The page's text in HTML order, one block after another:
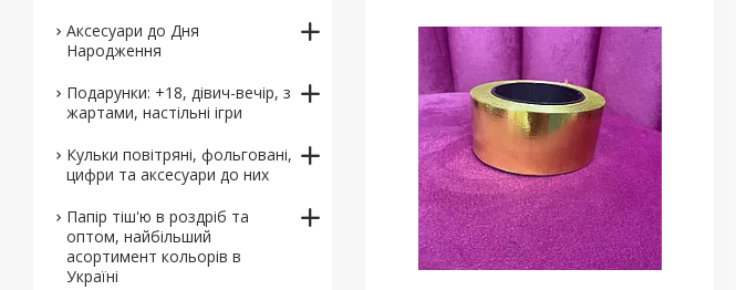
Аксесуари до Дня
Народження
Подарунки: +18, дівич-вечір, з
жартами, настільні ігри
Кульки повітряні, фольговані,
цифри та аксесуари до них
Папір тіш'ю в роздріб та
оптом, найбільший
асортимент кольорів в
Україні